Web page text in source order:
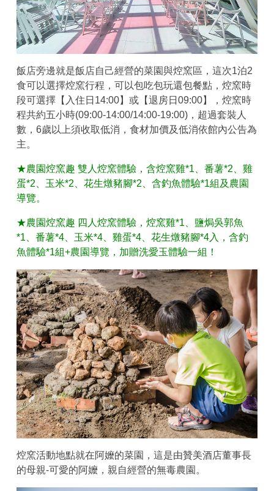
飯店旁邊就是飯店自己經營的菜園與焢窯區，這次1泊2
食可以選擇焢窯行程，可以包吃包玩還包餐點，焢窯時
段可選擇【入住日14:00】或【退房日09:00】，焢窯時
程共約五小時(09:00-14:00/14:00-19:00)，超過套裝人
數，6歲以上須收取低消，食材加價及低消依館內公告為
主。
★農園焢窯趣 雙人焢窯體驗，含焢窯雞*1、番薯*2、雞
蛋*2、玉米*2、花生燉豬腳*2、含釣魚體驗*1組及農園
導覽。
★農園焢窯趣 四人焢窯體驗，焢窯雞*1、鹽焗吳郭魚
*1、番薯*4、玉米*4、雞蛋*4、花生燉豬腳*4入，含釣
魚體驗*1組+農園導覽，加贈洗愛玉體驗一組！
焢窯活動地點就在阿嬤的菜園，這是由贊美酒店董事長
的母親-可愛的阿嬤，親自經營的無毒農園。